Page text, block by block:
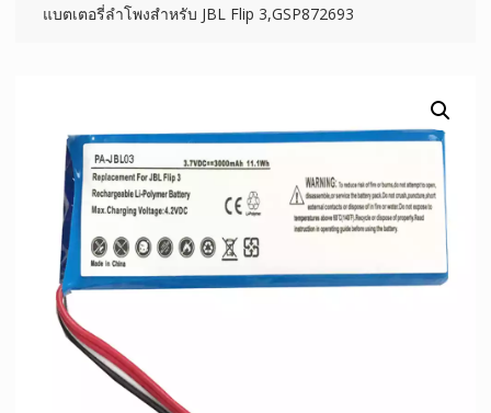
แบตเตอรี่ลำโพงสำหรับ JBL Flip 3,GSP872693